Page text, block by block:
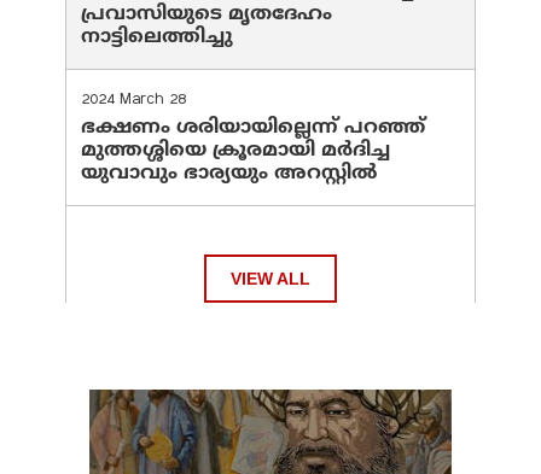
പ്രവാസിയുടെ മൃതദേഹം
നാട്ടിലെത്തിച്ചു
2024 March 28
ഭക്ഷണം ശരിയായില്ലെന്ന് പറഞ്ഞ്
മുത്തശ്ശിയെ ക്രൂരമായി മര്‍ദിച്ച
യുവാവും ഭാര്യയും അറസ്റ്റില്‍
VIEW ALL